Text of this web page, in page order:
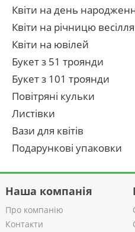
Квіти на день
Квіти на річницю весілля
Квіти на ювілей
Букет з 51 троянди
Букет з 101 троянди
Повітряні кульки
Листівки
Вази для квітів
Подарункові упаковки
Наша компанія
Про компанію
Контакти